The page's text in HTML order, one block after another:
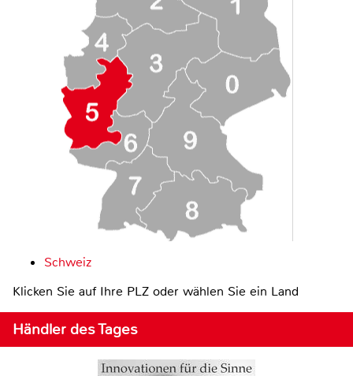
Schweiz
Klicken Sie auf Ihre PLZ oder wählen Sie ein Land
Händler des Tages